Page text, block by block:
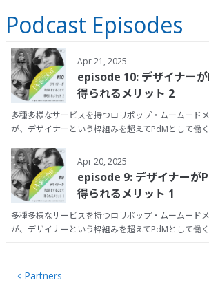
Podcast Episodes
Apr 21, 2025
episode 10: デザイナー
得られるメリット 2
多種多様なサービスを持つロリポップ・ムームード
が、デザイナーという枠組みを超えてPdMとして働く
Apr 20, 2025
episode 9: デザイナーが
得られるメリット 1
多種多様なサービスを持つロリポップ・ムームード
が、デザイナーという枠組みを超えてPdMとして働く
Partners